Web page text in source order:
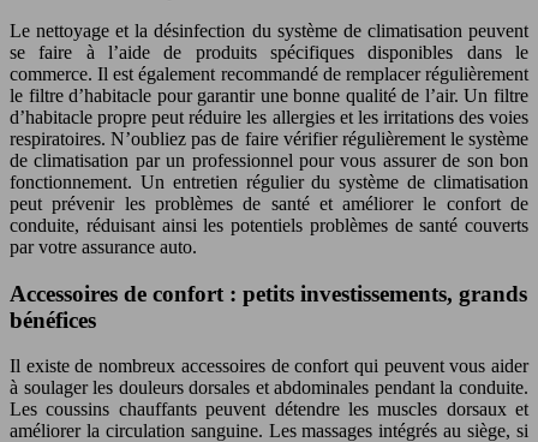
Le nettoyage et la désinfection du système de climatisation peuvent
se faire à l’aide de produits spécifiques disponibles dans le
commerce. Il est également recommandé de remplacer régulièrement
le filtre d’habitacle pour garantir une bonne qualité de l’air. Un filtre
d’habitacle propre peut réduire les allergies et les irritations des voies
respiratoires. N’oubliez pas de faire vérifier régulièrement le système
de climatisation par un professionnel pour vous assurer de son bon
fonctionnement. Un entretien régulier du système de climatisation
peut prévenir les problèmes de santé et améliorer le confort de
conduite, réduisant ainsi les potentiels problèmes de santé couverts
par votre assurance auto.
Accessoires de confort : petits investissements, grands
bénéfices
Il existe de nombreux accessoires de confort qui peuvent vous aider
à soulager les douleurs dorsales et abdominales pendant la conduite.
Les coussins chauffants peuvent détendre les muscles dorsaux et
améliorer la circulation sanguine. Les massages intégrés au siège, si